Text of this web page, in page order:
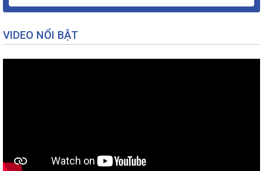
VIDEO NỔI BẬT